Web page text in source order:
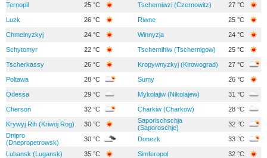
Ternopil 25 °C Tscherniwzi (Czernowitz) 27 °C
Luzk 26 °C Riwne 25 °C
Chmelnyzkyj 24 °C Winnyzja 24 °C
Schytomyr 22 °C Tschernihiw (Tschernigow) 25 °C
Tscherkassy 26 °C Kropywnyzkyj (Kirowograd) 27 °C
Poltawa 28 °C Sumy 26 °C
Odessa 29 °C Mykolajiw (Nikolajew) 31 °C
Cherson 32 °C Charkiw (Charkow) 28 °C
Krywyj Rih (Kriwoj Rog) 30 °C
Saporischschja
(Saporoschje)
32 °C
Dnipro
(Dnepropetrowsk)
30 °C Donezk 33 °C
Luhansk (Lugansk) 35 °C Simferopol 32 °C